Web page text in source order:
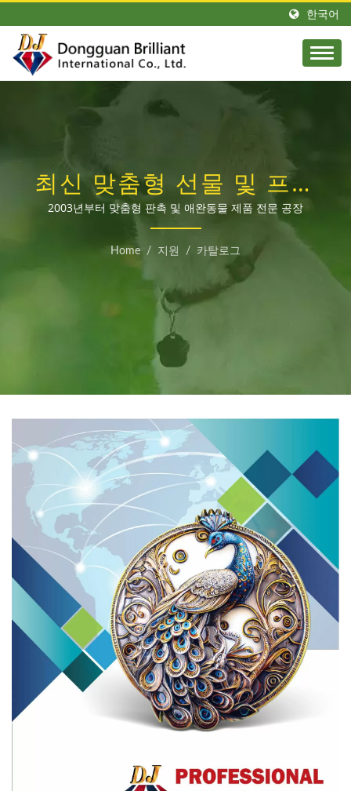
한국어
최신 맞춤형 선물 및 프로
모션 제품을 만나보세요!
를 만나보세요 – 귀하의
OEM 제조 파트너
2003년부터 맞춤형 판촉 및 애완동물 제품 전문 공장
Home / 지원 / 카탈로그